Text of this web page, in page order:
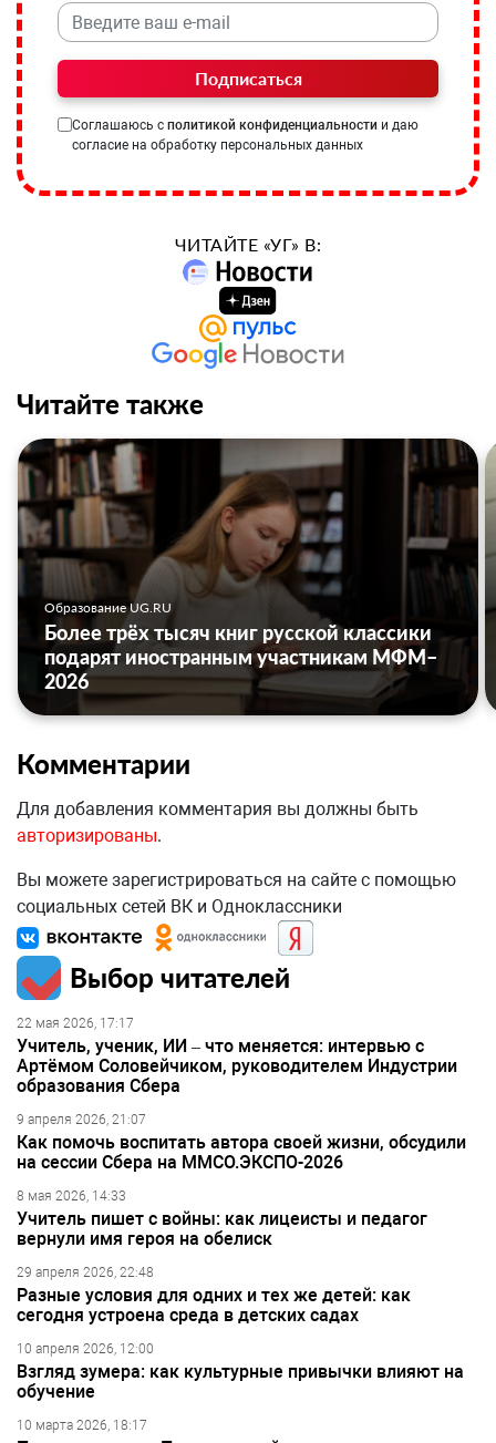
Подписаться
Соглашаюсь с политикой конфиденциальности и даю
согласие на обработку персональных данных
ЧИТАЙТЕ «УГ» В:
Читайте также
Образование UG.RU
Более трёх тысяч книг русской классики
подарят иностранным участникам МФМ–
2026
Комментарии
Для добавления комментария вы должны быть
авторизированы.
Вы можете зарегистрироваться на сайте с помощью
социальных сетей ВК и Одноклассники
Выбор читателей
22 мая 2026, 17:17
Учитель, ученик, ИИ – что меняется: интервью с
Артёмом Соловейчиком, руководителем Индустрии
образования Сбера
9 апреля 2026, 21:07
Как помочь воспитать автора своей жизни, обсудили
на сессии Сбера на ММСО.ЭКСПО-2026
8 мая 2026, 14:33
Учитель пишет с войны: как лицеисты и педагог
вернули имя героя на обелиск
29 апреля 2026, 22:48
Разные условия для одних и тех же детей: как
сегодня устроена среда в детских садах
10 апреля 2026, 12:00
Взгляд зумера: как культурные привычки влияют на
обучение
10 марта 2026, 18:17